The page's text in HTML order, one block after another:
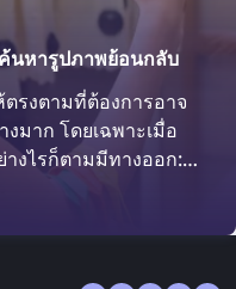
นหารูปภาพย้อนกลับ
รงตามที่ต้องการอาจ
มาก โดยเฉพาะเมื่อ
งไรก็ตามมีทางออก: